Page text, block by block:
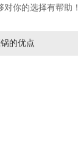
你的选择有帮助！
的优点